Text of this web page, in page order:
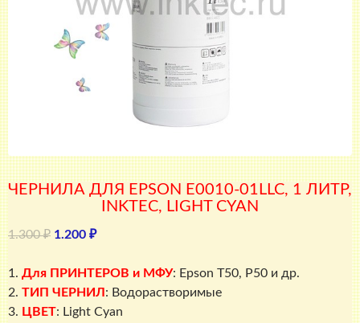
ЧЕРНИЛА ДЛЯ EPSON E0010-01LLC, 1 ЛИТР,
INKTEC, LIGHT CYAN
1.300₽ Первоначальная
составляла
1.300 ₽.
1.200 ₽Текущая
1.200 ₽.
1. Для ПРИНТЕРОВ и МФУ: Epson T50, P50 и др.
2. ТИП ЧЕРНИЛ : Водорастворимые
3. ЦВЕТ: Light Cyan